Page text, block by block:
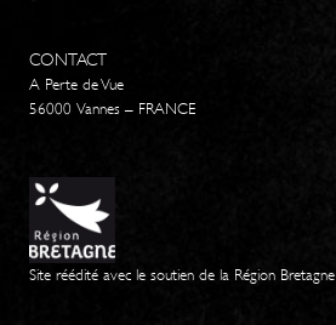
CONTACT
A Perte de Vue
56000 Vannes – FRANCE
Site réédité avec le soutien de la Région Bretagne